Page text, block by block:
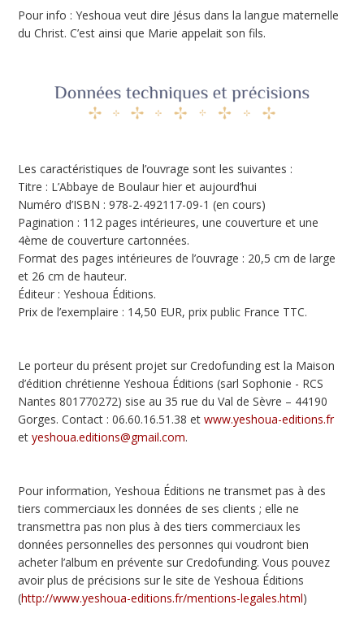
Pour info : Yeshoua veut dire Jésus dans la langue maternelle
du Christ. C’est ainsi que Marie appelait son fils.
Les caractéristiques de l’ouvrage sont les suivantes :
Titre : L’Abbaye de Boulaur hier et aujourd’hui
Numéro d’ISBN : 978-2-492117-09-1 (en cours)
Pagination : 112 pages intérieures, une couverture et une
4ème de couverture cartonnées.
Format des pages intérieures de l’ouvrage : 20,5 cm de large
et 26 cm de hauteur.
Éditeur : Yeshoua Éditions.
Prix de l’exemplaire : 14,50 EUR, prix public France TTC.
Le porteur du présent projet sur Credofunding est la Maison
d’édition chrétienne Yeshoua Éditions (sarl Sophonie - RCS
Nantes 801770272) sise au 35 rue du Val de Sèvre – 44190
Gorges. Contact : 06.60.16.51.38 et www.yeshoua-editions.fr
et yeshoua.editions@gmail.com.
Pour information, Yeshoua Éditions ne transmet pas à des
tiers commerciaux les données de ses clients ; elle ne
transmettra pas non plus à des tiers commerciaux les
données personnelles des personnes qui voudront bien
acheter l’album en prévente sur Credofunding. Vous pouvez
avoir plus de précisions sur le site de Yeshoua Éditions
(http://www.yeshoua-editions.fr/mentions-legales.html)